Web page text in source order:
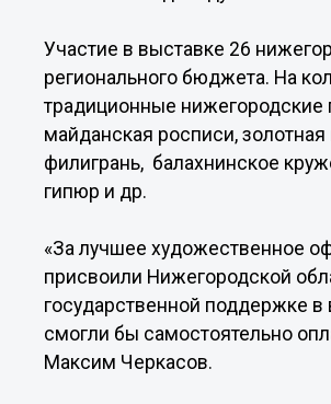
Участие в выставке 26
регионального бюджета. На
традиционные нижегородские
майданская росписи,
филигрань, балахнинское
гипюр и др.
«За лучшее художественное
присвоили Нижегородской
государственной поддержке
смогли бы самостоятельно
Максим Черкасов.